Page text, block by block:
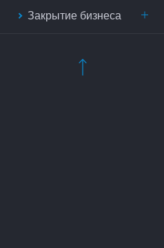
Закрытие бизнеса